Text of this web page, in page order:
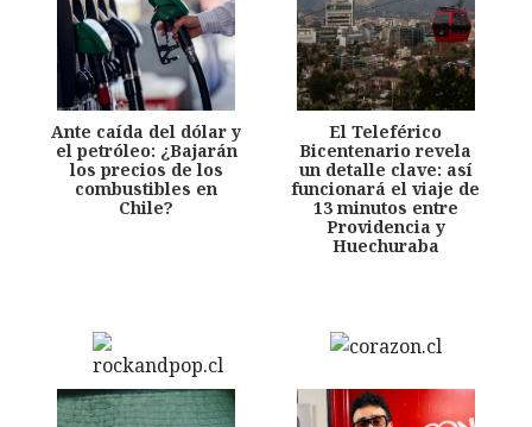
Ante caída del dólar y
el petróleo: ¿Bajarán
los precios de los
combustibles en
Chile?
El Teleférico
Bicentenario revela
un detalle clave: así
funcionará el viaje de
13 minutos entre
Providencia y
Huechuraba